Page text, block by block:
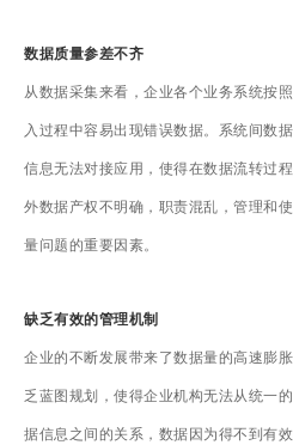
数据质量参差不齐
从数据采集来看，企业各个业务系统按
入过程中容易出现错误数据。系统间数
信息无法对接应用，使得在数据流转过
外数据产权不明确，职责混乱，管理和
量问题的重要因素。
缺乏有效的管理机制
企业的不断发展带来了数据量的高速膨
乏蓝图规划，使得企业机构无法从统一
据信息之间的关系，数据因为得不到有